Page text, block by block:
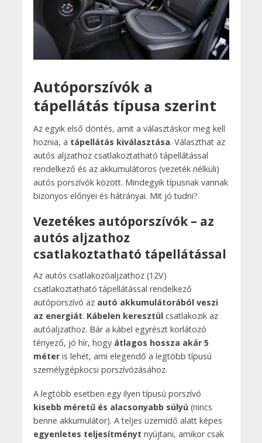
Autóporszívók a
tápellátás típusa szerint
Az egyik első döntés, amit a választáskor meg kell
hoznia, a tápellátás kiválasztása. Választhat az
autós aljzathoz csatlakoztatható tápellátással
rendelkező és az akkumulátoros (vezeték nélküli)
autós porszívók között. Mindegyik típusnak vannak
bizonyos előnyei és hátrányai. Mit jó tudni?
Vezetékes autóporszívók – az
autós aljzathoz
csatlakoztatható tápellátással
Az autós csatlakozóaljzathoz (12V)
csatlakoztatható tápellátással rendelkező
autóporszívó az autó akkumulátorából veszi
az energiát. Kábelen keresztülcsatlakozik az
autóaljzathoz. Bár a kábel egyrészt korlátozó
tényező, jó hír, hogy átlagos hossza akár 5
méteris lehet, ami elegendő a legtöbb típusú
személygépkocsi porszívózásához.
A legtöbb esetben egy ilyen típusú porszívó
kisebb méretű és alacsonyabb súlyú(nincs
benne akkumulátor). A teljes üzemidő alatt képes
egyenletes teljesítményt nyújtani, amikor csak